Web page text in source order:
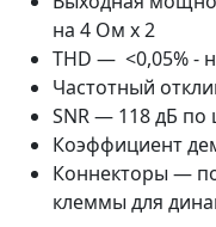
на 4 Ом x 2
THD — <0,05% -
Частотный
SNR — 118 дБ по
Коэффициент
Коннекторы —
клеммы для